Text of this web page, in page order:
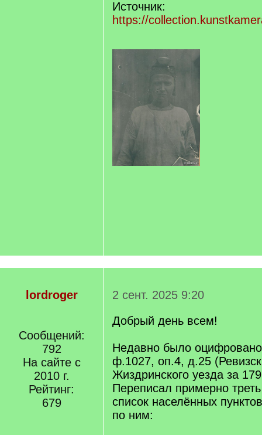
Источник:
https://
lordroger
Сообщений:
792
На сайте с
2010 г.
Рейтинг:
679
2 сент. 2025 9:20
Добрый день всем!
Недавно было
ф.1027, оп.4, д.25
Жиздринского уезда за
Переписал примерно
список населённых
по ним: